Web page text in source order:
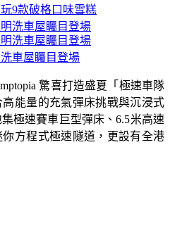
車屋矚目登場
驚喜打造盛夏「極速車隊
能量的充氣彈床挑戰與沉浸式
極速賽車巨型彈床、6.5米高速
方程式極速隧道，更設有全港